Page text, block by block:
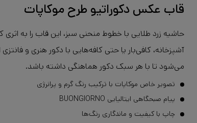
قاب عکس دکوراتیو طرح موکاپات
حاشیه زرد طلایی با خطوط منحنی سبز، این قاب را به
آشپزخانه، کافی‌بار یا حتی کافه‌هایی با دکور هنری و
می‌شود تا با هر سبک دکور هماهنگی داشته باشد.
تصویر خاص موکاپات با ترکیب رنگ گرم و پرانرژی
پیام صبحگاهی ایتالیایی BUONGIORNO
چاپ با کیفیت و ماندگاری رنگ‌ها